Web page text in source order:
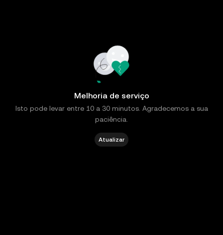
Melhoria de serviço
Isto pode levar entre 10 a 30 minutos. Agradecemos a sua
paciência.
Atualizar